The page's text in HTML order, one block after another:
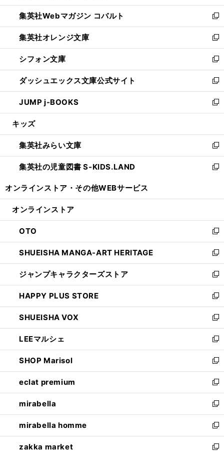
開
く
ウ
で
開
く
ン
ド
ウ
で
開
く
ウ
ィ
ン
ド
ウ
で
開
く
集英社Webマガジン コバルト
新
し
い
ウ
ィ
ン
ド
ウ
で
開
集英社オレンジ文庫
新
し
い
ウ
ィ
ン
ド
ウ
開
く
シフォン文庫
新
し
い
ウ
ィ
ン
ウ
で
開
く
ダッシュエックス文庫公式サイト
新
し
い
ウ
ン
ド
ウ
で
JUMP j-BOOKS
新
し
ウ
ィ
ン
ド
開
キッズ
集英社みらい文庫
新
し
い
ン
ウ
で
開
く
集英社の児童図書 S-KIDS.LAND
新
ウ
ン
ド
ウ
で
開
く
オンラインストア・ その他WEBサービス
オンラインストア
OTO
新
し
い
ウ
ィ
ン
ド
ウ
で
開
く
SHUEISHA MANGA-ART HERITAGE
新
し
い
ウ
ィ
ン
ド
ウ
で
開
く
ジャンプキャラクターズストア
新
し
い
ウ
ィ
ン
ド
ウ
で
開
く
HAPPY PLUS STORE
新
し
い
ウ
ィ
ン
ド
ウ
で
開
く
SHUEISHA VOX
新
し
い
ウ
ィ
ン
ド
ウ
で
開
く
LEEマルシェ
新
し
い
ウ
ィ
ン
ド
ウ
で
開
く
SHOP Marisol
新
し
い
ウ
ィ
ン
ド
ウ
で
eclat premium
新
し
い
ウ
ィ
ン
ド
mirabella
新
し
い
ウ
ィ
mirabella homme
新
し
い
zakka market 新